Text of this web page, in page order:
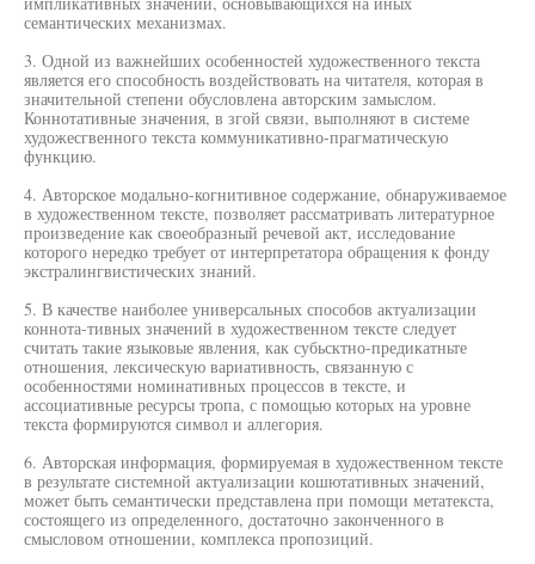
семантических механизмах.
3. Одной из важнейших особенностей художественного текста
является его способность воздействовать на читателя, которая в
значительной степени обусловлена авторским замыслом.
Коннотативные значения, в згой связи, выполняют в системе
художесгвенного текста коммуникативно-прагматическую
функцию.
4. Авторское модально-когнитивное содержание, обнаруживаемое
в художественном тексте, позволяет рассматривать литературное
произведение как своеобразный речевой акт, исследование
которого нередко требует от интерпретатора обращения к фонду
экстралингвистических знаний.
5. В качестве наиболее универсальных способов актуализации
коннота-тивных значений в художественном тексте следует
считать такие языковые явления, как субьсктно-предикатньте
отношения, лексическую вариативность, связанную с
особенностями номинативных процессов в тексте, и
ассоциативные ресурсы тропа, с помощью которых на уровне
текста формируются символ и аллегория.
6. Авторская информация, формируемая в художественном тексте
в результате системной актуализации кошютативных значений,
может быть семантически представлена при помощи метатекста,
состоящего из определенного, достаточно законченного в
смысловом отношении, комплекса пропозиций.